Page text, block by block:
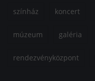
színház koncert
múzeum galéria
rendezvényközpont